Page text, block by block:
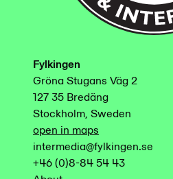
Fylkingen
Gröna Stugans Väg 2
127 35 Bredäng
Stockholm, Sweden
open in maps
intermedia@fylkingen.se
+46 (0)8-84 54 43